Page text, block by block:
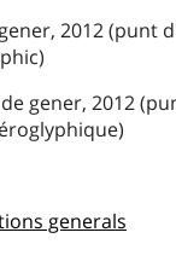
2012 (punt
gener, 2012
generals